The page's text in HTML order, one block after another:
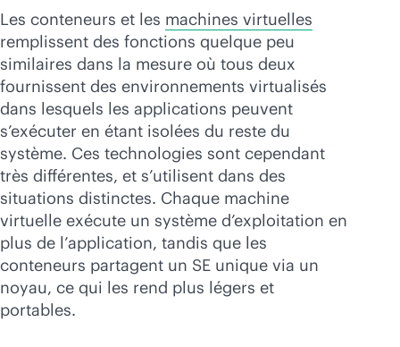
Les conteneurs et les machines virtuelles
remplissent des fonctions quelque peu
similaires dans la mesure où tous deux
fournissent des environnements virtualisés
dans lesquels les applications peuvent
s’exécuter en étant isolées du reste du
système. Ces technologies sont cependant
très différentes, et s’utilisent dans des
situations distinctes. Chaque machine
virtuelle exécute un système d’exploitation en
plus de l’application, tandis que les
conteneurs partagent un SE unique via un
noyau, ce qui les rend plus légers et
portables.